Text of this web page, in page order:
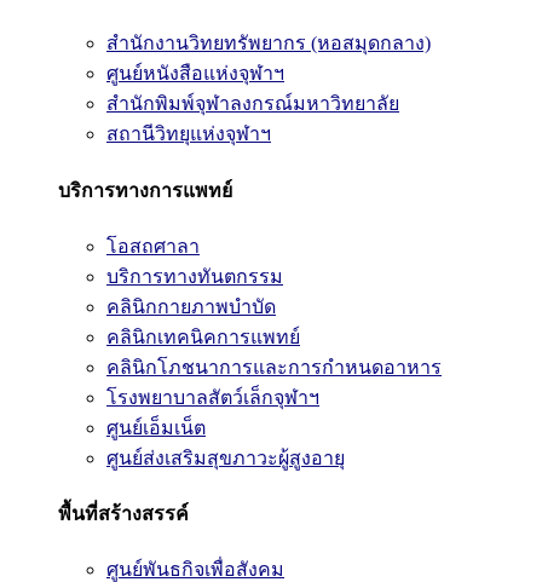
สำนักงานวิทยทรัพยากร (หอสมุดกลาง)
ศูนย์หนังสือแห่งจุฬาฯ
สำนักพิมพ์จุฬาลงกรณ์มหาวิทยาลัย
สถานีวิทยุแห่งจุฬาฯ
บริการทางการแพทย์
โอสถศาลา
บริการทางทันตกรรม
คลินิกกายภาพบำบัด
คลินิกเทคนิคการแพทย์
คลินิกโภชนาการและการกำหนดอาหาร
โรงพยาบาลสัตว์เล็กจุฬาฯ
ศูนย์เอ็มเน็ต
ศูนย์ส่งเสริมสุขภาวะผู้สูงอายุ
พื้นที่สร้างสรรค์
ศูนย์พันธกิจเพื่อสังคม